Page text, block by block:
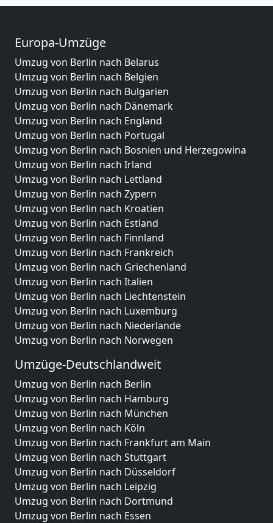
Europa-Umzüge
Umzug von Berlin nach Belarus
Umzug von Berlin nach Belgien
Umzug von Berlin nach Bulgarien
Umzug von Berlin nach Dänemark
Umzug von Berlin nach England
Umzug von Berlin nach Portugal
Umzug von Berlin nach Bosnien und Herzegowina
Umzug von Berlin nach Irland
Umzug von Berlin nach Lettland
Umzug von Berlin nach Zypern
Umzug von Berlin nach Kroatien
Umzug von Berlin nach Estland
Umzug von Berlin nach Finnland
Umzug von Berlin nach Frankreich
Umzug von Berlin nach Griechenland
Umzug von Berlin nach Italien
Umzug von Berlin nach Liechtenstein
Umzug von Berlin nach Luxemburg
Umzug von Berlin nach Niederlande
Umzug von Berlin nach Norwegen
Umzüge-Deutschlandweit
Umzug von Berlin nach Berlin
Umzug von Berlin nach Hamburg
Umzug von Berlin nach München
Umzug von Berlin nach Köln
Umzug von Berlin nach Frankfurt am Main
Umzug von Berlin nach Stuttgart
Umzug von Berlin nach Düsseldorf
Umzug von Berlin nach Leipzig
Umzug von Berlin nach Dortmund
Umzug von Berlin nach Essen